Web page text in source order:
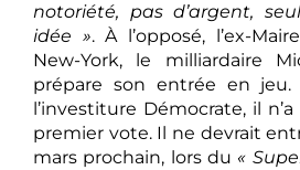
notoriété, pas d’argent,
idée ». À l’opposé, l’ex-
New-York, le milliardaire
prépare son entrée en jeu.
l’investiture Démocrate, il
premier vote. Il ne devrait
mars prochain, lors du «